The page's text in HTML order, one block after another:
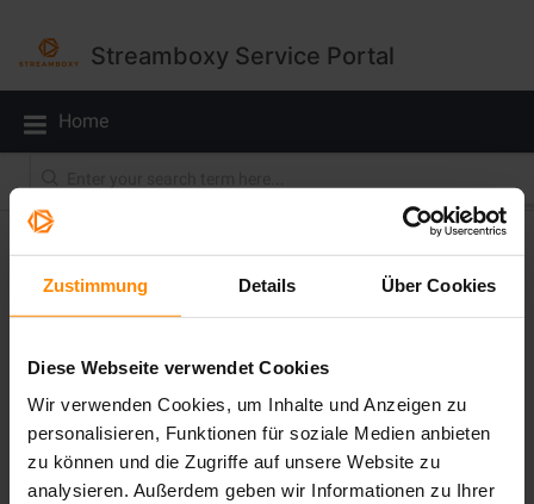
Zustimmung Details Über Cookies
Diese Webseite verwendet Cookies
Wir verwenden Cookies, um Inhalte und Anzeigen zu
personalisieren, Funktionen für soziale Medien anbieten
zu können und die Zugriffe auf unsere Website zu
analysieren. Außerdem geben wir Informationen zu Ihrer
Streamboxy Service Portal
Home
Support
Was sind die Support & Impressum Einstellungen? Mit Hilfe der
Support & Impressum Einstellungen können Sie festlegen, wohin
Fri, 1 Sep, 2023 14:33